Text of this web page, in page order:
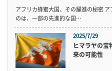
アフリカ蜂蜜大国、その躍進の秘密
のは、一部の先進的な国…
2025/7/29
ヒマラヤの宝
来の可能性